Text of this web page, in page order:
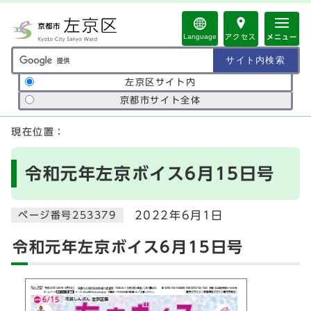
Language アクセス メニュー
サイト内検索の範囲
左京区サイト内
京都市サイト全体
ここから本文です
現在位置：
令和元年左京ボイス6月15日号
ページ番号253379 2022年6月1日
令和元年左京ボイス6月15日号